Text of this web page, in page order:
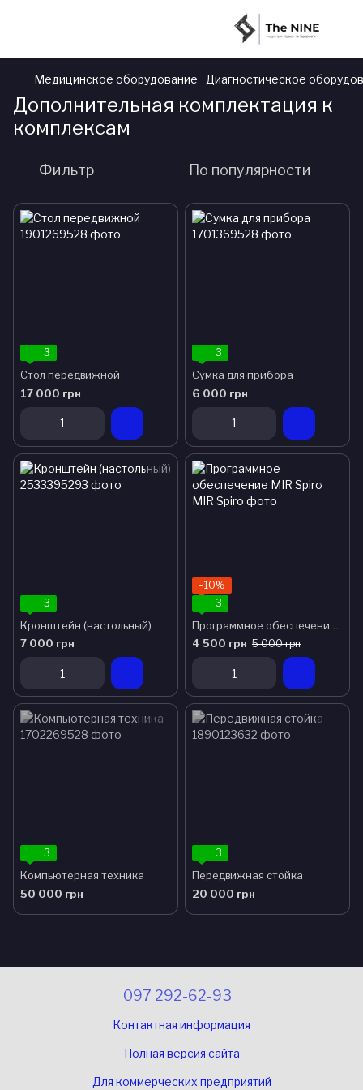
Медицинское оборудование Диагностическое
Дополнительная комплектация к
комплексам
Фильтр По популярности
3
Стол передвижной
17 000 грн
3
Сумка для прибора
6 000 грн
3
Кронштейн (настольный)
7 000 грн
−10%
3
Программное обеспечение MIR Spiro
4 500 грн 5 000 грн
3
Компьютерная техника
50 000 грн
3
Передвижная стойка
20 000 грн
097 292-62-93
Контактная информация
Полная версия сайта
Для коммерческих предприятий